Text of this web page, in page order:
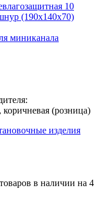
10
(190х140х70)
миниканала
(розница)
изделия
в наличии на 4